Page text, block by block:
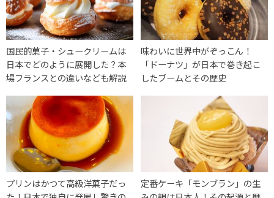
国民的菓子・シュークリームは
日本でどのように展開した？本
場フランスとの違いなども解説
味わいに世界中がぞっこん！
「ドーナツ」が日本で巻き起こ
したブームとその歴史
プリンはかつて高級洋菓子だっ
定番ケーキ「モンブラン」の生